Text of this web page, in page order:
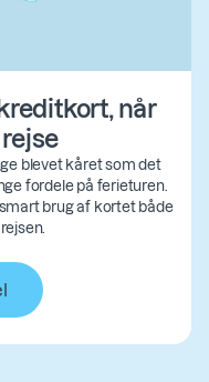
når
blevet kåret som det
fordele på ferieturen.
brug af kortet både